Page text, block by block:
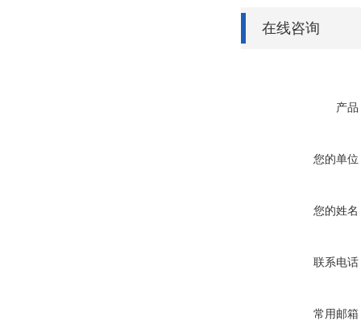
在线咨询
产品
您的单位
您的姓名
联系电话
常用邮箱